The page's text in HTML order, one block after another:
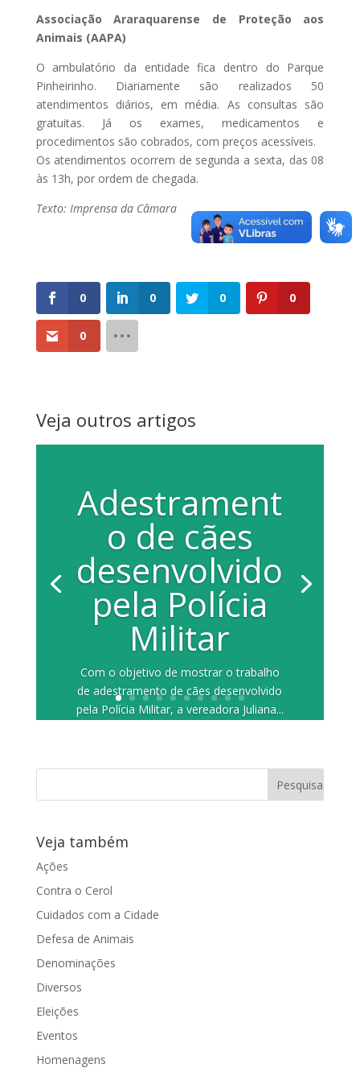
Associação Araraquarense de Proteção aos
Animais (AAPA)
O ambulatório da entidade fica dentro do Parque
Pinheirinho. Diariamente são realizados 50
atendimentos diários, em média. As consultas são
gratuitas. Já os exames, medicamentos e
procedimentos são cobrados, com preços acessíveis.
Os atendimentos ocorrem de segunda a sexta, das 08
às 13h, por ordem de chegada.
Texto: Imprensa da Câmara
0 0 0 0
0
Veja outros artigos
Adestrament
o de cães
desenvolvido
pela Polícia
Militar
Com o objetivo de mostrar o trabalho
de adestramento de cães desenvolvido
pela Polícia Militar, a vereadora Juliana...
Veja também
Ações
Contra o Cerol
Cuidados com a Cidade
Defesa de Animais
Denominações
Diversos
Eleições
Eventos
Homenagens